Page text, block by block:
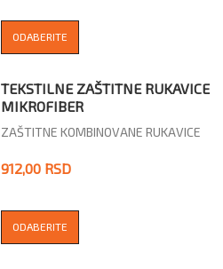
ODABERITE
TEKSTILNE ZAŠTITNE RUKAVICE
MIKROFIBER
ZAŠTITNE KOMBINOVANE RUKAVICE
912,00 RSD
ODABERITE